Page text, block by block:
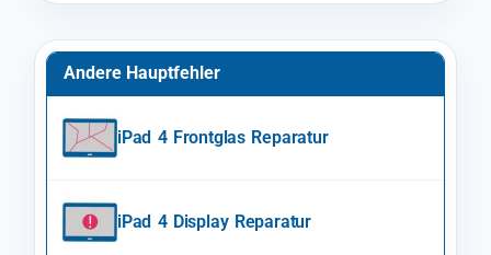
Andere Hauptfehler
iPad 4 Frontglas Reparatur
iPad 4 Display Reparatur